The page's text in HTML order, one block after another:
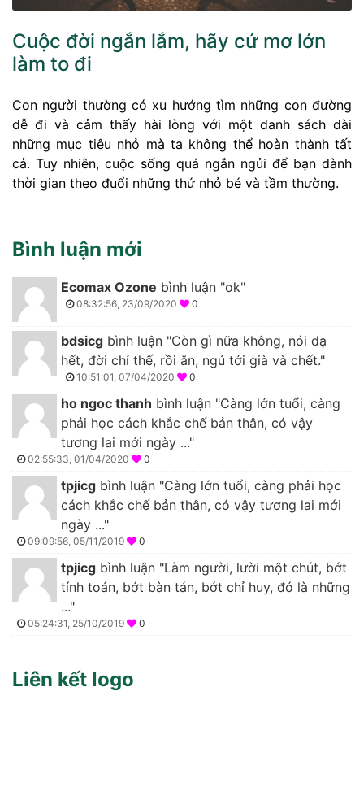
Cuộc đời ngắn lắm, hãy cứ mơ lớn
làm to đi
Con người thường có xu hướng tìm những con đường
dễ đi và cảm thấy hài lòng với một danh sách dài
những mục tiêu nhỏ mà ta không thể hoàn thành tất
cả. Tuy nhiên, cuộc sống quá ngắn ngủi để bạn dành
thời gian theo đuổi những thứ nhỏ bé và tầm thường.
Bình luận mới
Ecomax Ozone bình luận "ok"
08:32:56, 23/09/2020 0
bdsicg bình luận "Còn gì nữa không, nói dạ
hết, đời chỉ thế, rồi ăn, ngủ tới già và chết."
10:51:01, 07/04/2020 0
ho ngoc thanh bình luận "Càng lớn tuổi, càng
phải học cách khắc chế bản thân, có vậy
tương lai mới ngày ..."
02:55:33, 01/04/2020 0
tpjicg bình luận "Càng lớn tuổi, càng phải học
cách khắc chế bản thân, có vậy tương lai mới
ngày ..."
09:09:56, 05/11/2019 0
tpjicg bình luận "Làm người, lười một chút, bớt
tính toán, bớt bàn tán, bớt chỉ huy, đó là những
..."
05:24:31, 25/10/2019 0
Liên kết logo